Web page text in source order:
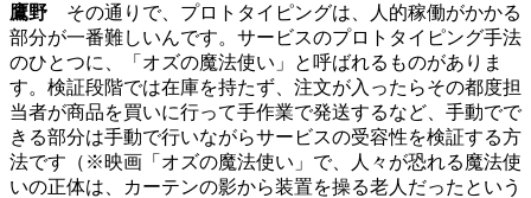
鷹野 その通りで、プロトタイピングは、人的稼働がかかる
部分が一番難しいんです。サービスのプロトタイピング手法
のひとつに、「オズの魔法使い」と呼ばれるものがありま
す。検証段階では在庫を持たず、注文が入ったらその都度担
当者が商品を買いに行って手作業で発送するなど、手動でで
きる部分は手動で行いながらサービスの受容性を検証する方
法です（※映画「オズの魔法使い」で、人々が恐れる魔法使
いの正体は、カーテンの影から装置を操る老人だったという